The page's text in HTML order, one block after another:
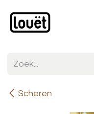
Scheren